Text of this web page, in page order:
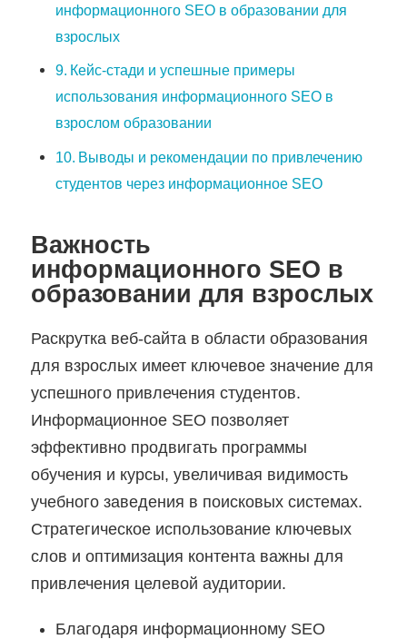
информационного SEO в образовании для
взрослых
Кейс-стади и успешные примеры
использования информационного SEO в
взрослом образовании
Выводы и рекомендации по привлечению
студентов через информационное SEO
Важность
информационного SEO в
образовании для взрослых
Раскрутка веб-сайта в области образования
для взрослых имеет ключевое значение для
успешного привлечения студентов.
Информационное SEO позволяет
эффективно продвигать программы
обучения и курсы, увеличивая видимость
учебного заведения в поисковых системах.
Стратегическое использование ключевых
слов и оптимизация контента важны для
привлечения целевой аудитории.
Благодаря информационному SEO